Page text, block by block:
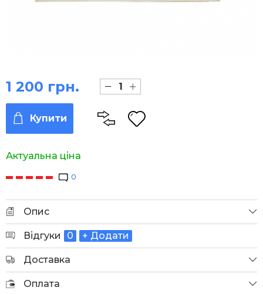
Актуальна ціна
1 200 грн.
Купити
0
Опис
Відгуки 0 + Додати
Доставка
Оплата